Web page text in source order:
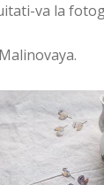
va la